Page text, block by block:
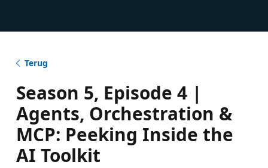
Terug
Season 5, Episode 4 |
Agents, Orchestration &
MCP: Peeking Inside the
AI Toolkit